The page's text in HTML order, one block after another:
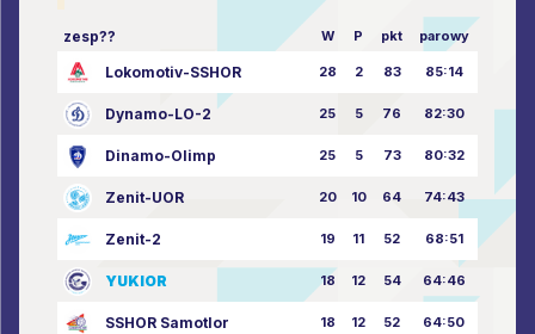
zesp?? W P pkt parowy
Lokomotiv-SSHOR 28 2 83 85:14
Dynamo-LO-2 25 5 76 82:30
Dinamo-Olimp 25 5 73 80:32
Zenit-UOR 20 10 64 74:43
Zenit-2 19 11 52 68:51
YUKIOR 18 12 54 64:46
SSHOR Samotlor 18 12 52 64:50